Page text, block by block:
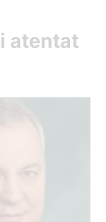
atentat